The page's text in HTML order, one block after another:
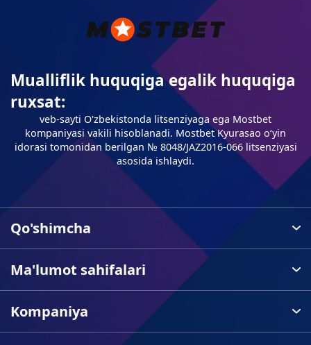
Mualliflik huquqiga egalik huquqiga
ruxsat:
veb-sayti O'zbekistonda litsenziyaga ega Mostbet
kompaniyasi vakili hisoblanadi. Mostbet Kyurasao oʻyin
idorasi tomonidan berilgan № 8048/JAZ2016-066 litsenziyasi
asosida ishlaydi.
Qo'shimcha
Ma'lumot sahifalari
Kompaniya